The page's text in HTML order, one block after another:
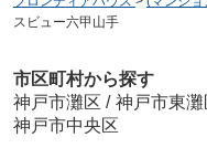
スビュー六甲山手
市区町村から探す
神戸市灘区 / 神戸市東灘
神戸市中央区